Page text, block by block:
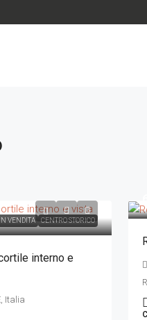
IN VENDITA CENTRO STORICO
interno e
Italia